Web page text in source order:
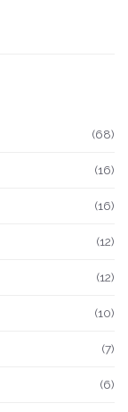
(68)
(16)
(16)
(12)
(12)
(10)
(7)
(6)